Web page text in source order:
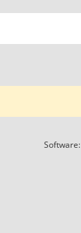
Software: